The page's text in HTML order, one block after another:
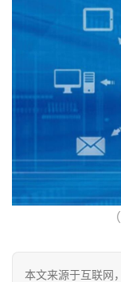
本文来源于互联网